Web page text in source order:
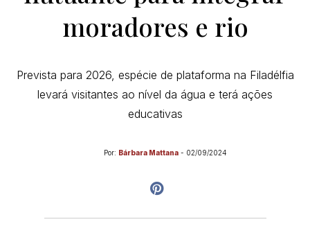
moradores e rio
Prevista para 2026, espécie de plataforma na Filadélfia
levará visitantes ao nível da água e terá ações
educativas
Por: Bárbara Mattana - 02/09/2024